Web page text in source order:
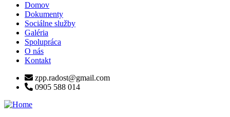
Domov
Dokumenty
Sociálne služby
Galéria
Spolupráca
O nás
Kontakt
zpp.radost@gmail.com
0905 588 014